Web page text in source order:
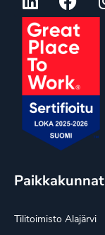
Paikkakunnat
Tilitoimisto Alajärvi